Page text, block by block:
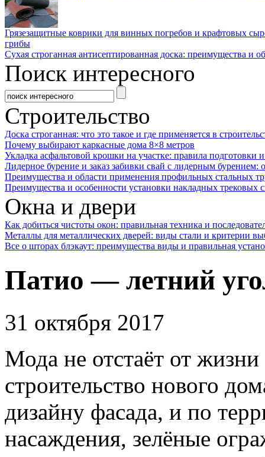
Грязезащитные коврики для винных погребов и крафтовых
грибы
Сухая строганная антисептированная доска: преимущества и
Поиск интересного
Строительство
Доска строганная: что это такое и где применяется в
Почему выбирают каркасные дома 8×8 метров
Укладка асфальтовой крошки на участке: правила подготовки
Лидерное бурение и заказ забивки свай с лидерным бурением:
Преимущества и области применения профильных стальных
Преимущества и особенности установки накладных трековых
Окна и двери
Как добиться чистоты окон: правильная техника и
Металлы для металлических дверей: виды стали и критерии
Все о шторах блэкаут: преимущества виды и правильная
Патио — летний
31 октября 2017
Мода не отстаёт от
строительство нового
дизайну фасада, и по
насаждения, зелёные